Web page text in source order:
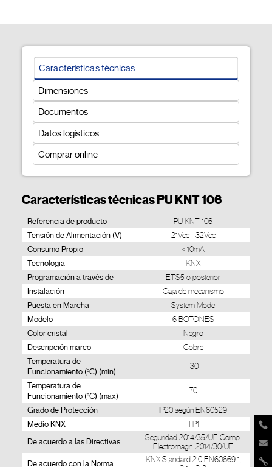
Características técnicas
Dimensiones
Documentos
Datos logísticos
Comprar online
Características técnicas PU KNT 106
Referencia de producto PU KNT 106
Tensión de Alimentación (V) 21Vcc - 32Vcc
Consumo Propio < 10mA
Tecnologia KNX
Programación a través de ETS5 o posterior
Instalación Caja de mecanismo
Puesta en Marcha System Mode
Modelo 6 BOTONES
Color cristal Negro
Descripción marco Cobre
Temperatura de
Funcionamiento (ºC) (min)
-30
Temperatura de
Funcionamiento (ºC) (max)
70
Grado de Protección IP20 según EN60529
Medio KNX TP1
De acuerdo a las Directivas
Seguridad 2014/35/UE Comp.
Electromagn. 2014/30/UE
De acuerdo con la Norma
KNX Standard 2.0 EN60669-1,